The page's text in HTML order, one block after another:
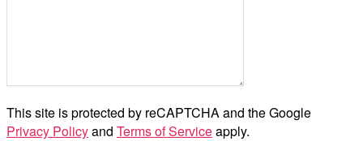
This site is protected by reCAPTCHA and the Google
Privacy Policyand Terms of Serviceapply.